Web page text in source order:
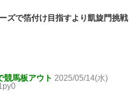
ズで箔付け目指すより凱旋門挑戦
競馬板アウト 2025/05/14(水)